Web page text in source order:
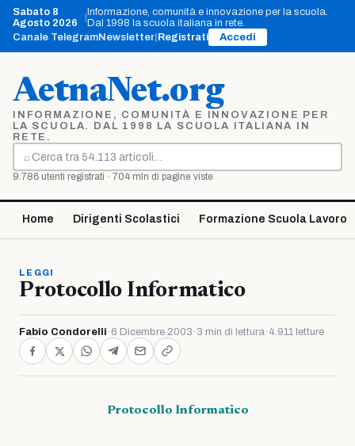
Vai
contenuto
Sabato 8
Agosto 2026
Informazione, comunità e innovazione per la scuola.
Dal 1998 la scuola italiana in rete.
Canale TelegramNewsletter Registrati Accedi
AetnaNet.org
INFORMAZIONE, COMUNITÀ E INNOVAZIONE PER
LA SCUOLA. DAL 1998 LA SCUOLA ITALIANA IN
RETE.
⌕
Cerca
9.786 utenti registrati · 704 mln di pagine viste
Home Dirigenti Scolastici Formazione Scuola Lavoro
LEGGI
Protocollo Informatico
Fabio Condorelli · 6 Dicembre 2003 · 3 min di lettura· 4.911 letture
Protocollo Informatico